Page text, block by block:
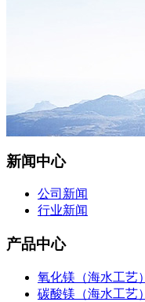
新闻中心
公司新闻
行业新闻
产品中心
氧化镁（海水工艺）
碳酸镁（海水工艺）